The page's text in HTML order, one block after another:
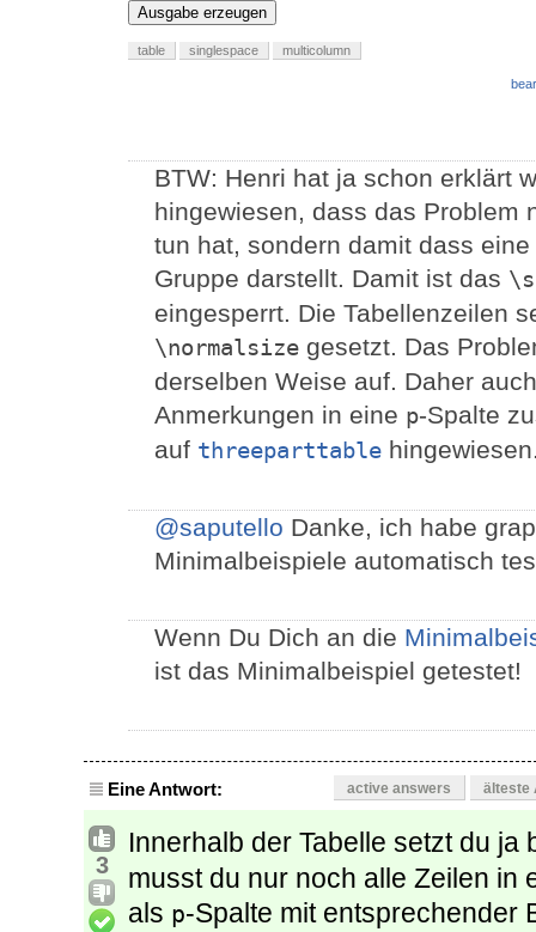
Ausgabe erzeugen
table singlespace multicolumn
BTW: Henri hat ja schon erklärt
hingewiesen, dass das Problem
tun hat, sondern damit dass
Gruppe darstellt. Damit ist das
eingesperrt. Die Tabellenzeilen
\normalsize gesetzt. Das
derselben Weise auf. Daher
Anmerkungen in eine p-Spalte
auf threeparttable
@saputello Danke, ich habe
Minimalbeispiele automatisch
Wenn Du Dich an die
ist das Minimalbeispiel getestet!
Eine Antwort: active answers älteste
3
Innerhalb der Tabelle setzt du ja
musst du nur noch alle Zeilen in
als p-Spalte mit entsprechender